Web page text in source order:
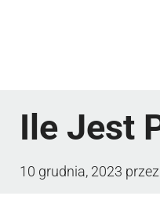
Ile Jest
10 grudnia, 2023 przez